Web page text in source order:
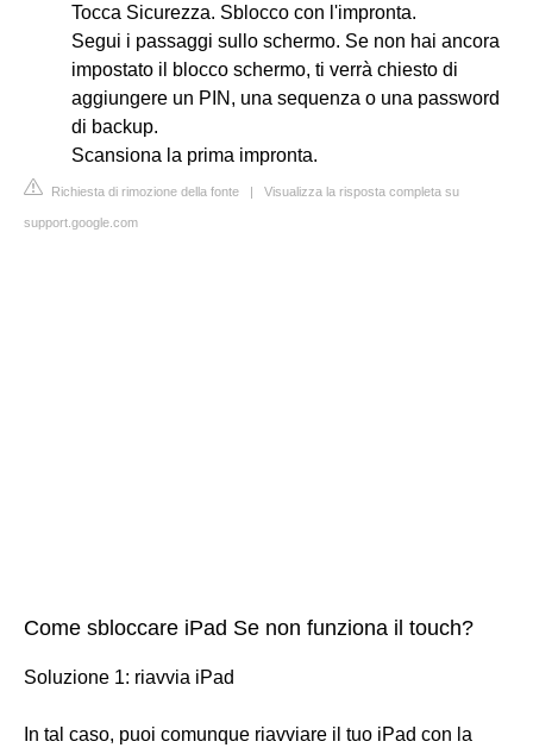
Tocca Sicurezza. Sblocco con l'impronta.
Segui i passaggi sullo schermo. Se non hai ancora
impostato il blocco schermo, ti verrà chiesto di
aggiungere un PIN, una sequenza o una password
di backup.
Scansiona la prima impronta.
Richiesta di rimozione della fonte | Visualizza la risposta completa su
support.google.com
Come sbloccare iPad Se non funziona il touch?
Soluzione 1: riavvia iPad
In tal caso, puoi comunque riavviare il tuo iPad con la